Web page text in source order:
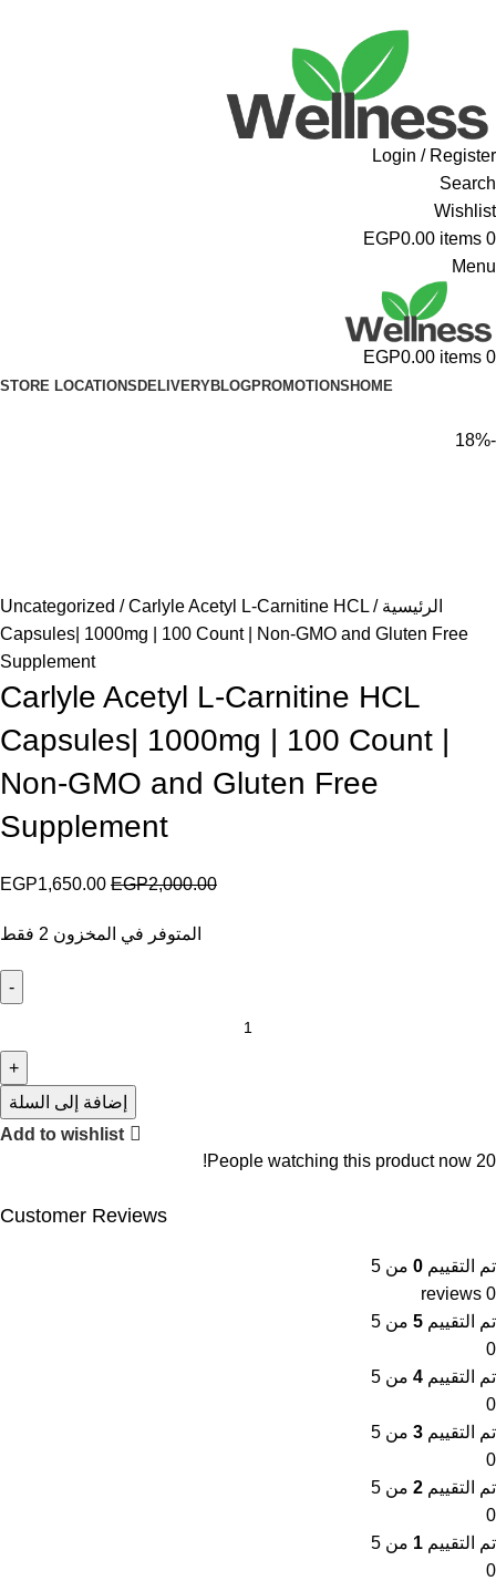
Login / Register
Search
Wishlist
0
items
EGP0.00
Menu
0
items
EGP0.00
HOME
PROMOTIONS
BLOG
DELIVERY
STORE LOCATIONS
-18%
الرئيسية Uncategorized
Carlyle Acetyl L-Carnitine HCL
Capsules| 1000mg | 100 Count | Non-GMO and Gluten Free
Supplement
Carlyle Acetyl L-Carnitine HCL
Capsules| 1000mg | 100 Count |
Non-GMO and Gluten Free
Supplement
EGP2,000.00
EGP1,650.00
المتوفر في المخزون 2 فقط
إضافة إلى السلة
Add to wishlist
20
People watching this product now!
Customer Reviews
تم التقييم 0 من 5
0 reviews
تم التقييم 5 من 5
0
تم التقييم 4 من 5
0
تم التقييم 3 من 5
0
تم التقييم 2 من 5
0
تم التقييم 1 من 5
0